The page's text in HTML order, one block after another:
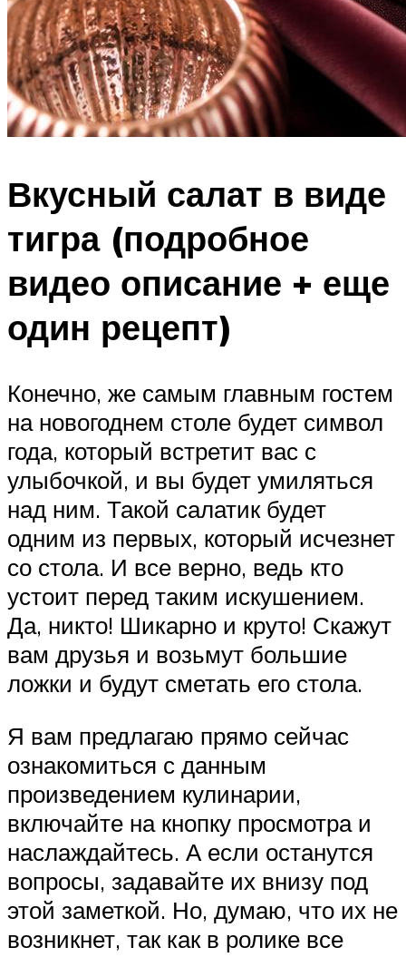
Вкусный салат в виде
тигра (подробное
видео описание + еще
один рецепт)
Конечно, же самым главным гостем
на новогоднем столе будет символ
года, который встретит вас с
улыбочкой, и вы будет умиляться
над ним. Такой салатик будет
одним из первых, который исчезнет
со стола. И все верно, ведь кто
устоит перед таким искушением.
Да, никто! Шикарно и круто! Скажут
вам друзья и возьмут большие
ложки и будут сметать его стола.
Я вам предлагаю прямо сейчас
ознакомиться с данным
произведением кулинарии,
включайте на кнопку просмотра и
наслаждайтесь. А если останутся
вопросы, задавайте их внизу под
этой заметкой. Но, думаю, что их не
возникнет, так как в ролике все